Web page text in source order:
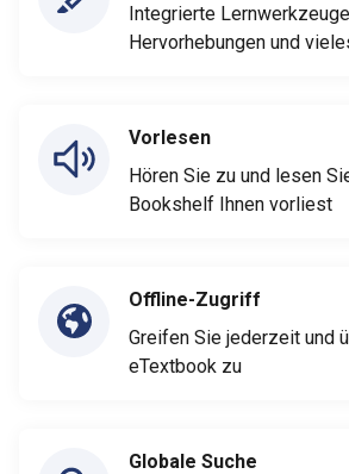
Integrierte
Hervorhebungen und
Vorlesen
Hören Sie zu und lesen
Bookshelf Ihnen vorliest
Offline-Zugriff
Greifen Sie jederzeit und
eTextbook zu
Globale Suche